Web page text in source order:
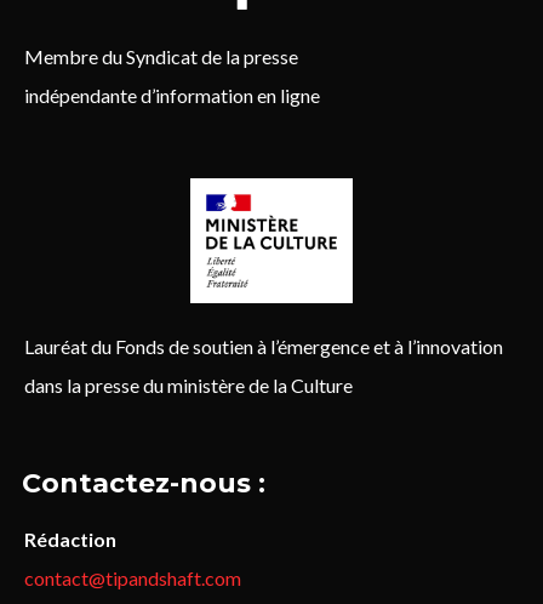
Membre du Syndicat de la presse
indépendante d’information en ligne
Lauréat du Fonds de soutien à l’émergence et à l’innovation
dans la presse du ministère de la Culture
Contactez-nous :
Rédaction
contact@tipandshaft.com